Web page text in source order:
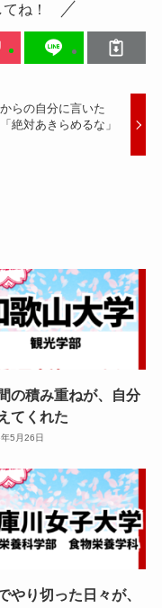
ね！
らの自分に言いた
絶対あきらめるな」
の積み重ねが、自分
てくれた
5月26日
やり切った日々が、